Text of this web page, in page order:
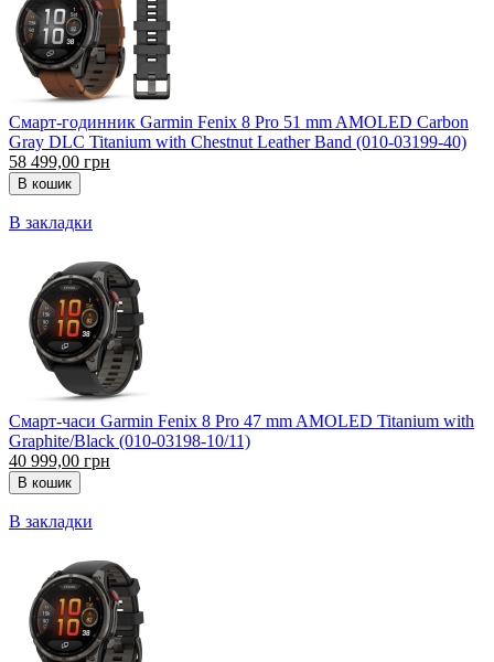
Смарт-годинник Garmin Fenix 8 Pro 51 mm AMOLED Carbon
Gray DLC Titanium with Chestnut Leather Band (010-03199-40)
58 499,00 грн
В закладки
Смарт-часи Garmin Fenix 8 Pro 47 mm AMOLED Titanium with
Graphite/Black (010-03198-10/11)
40 999,00 грн
В закладки